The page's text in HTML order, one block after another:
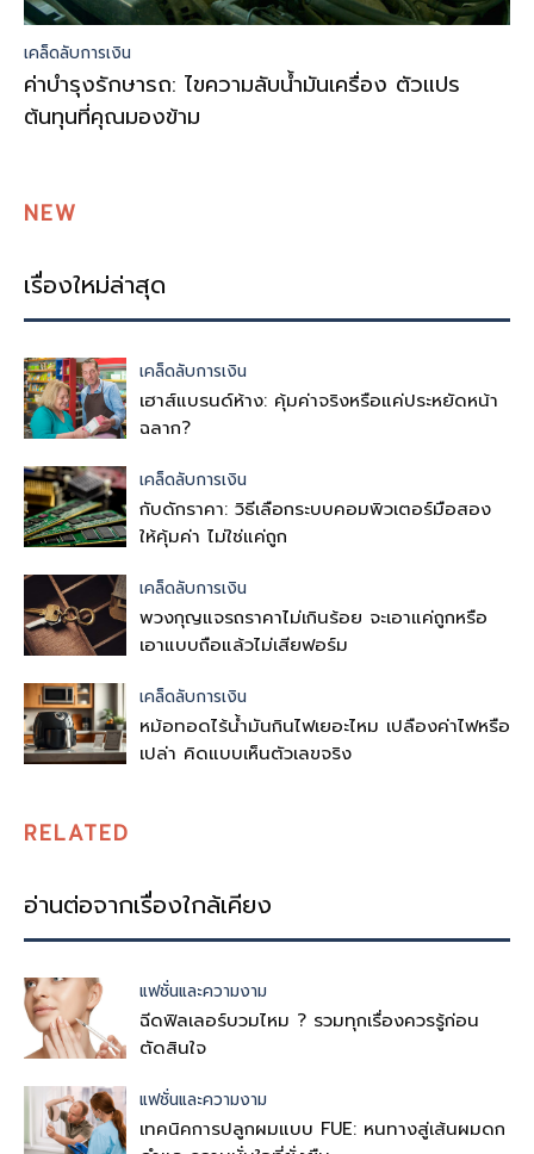
เคล็ดลับการเงิน
ค่าบำรุงรักษารถ: ไขความลับน้ำมันเครื่อง ตัวแปร
ต้นทุนที่คุณมองข้าม
NEW
เรื่องใหม่ล่าสุด
เคล็ดลับการเงิน
เฮาส์แบรนด์ห้าง: คุ้มค่าจริงหรือแค่ประหยัดหน้า
ฉลาก?
เคล็ดลับการเงิน
กับดักราคา: วิธีเลือกระบบคอมพิวเตอร์มือสอง
ให้คุ้มค่า ไม่ใช่แค่ถูก
เคล็ดลับการเงิน
พวงกุญแจรถราคาไม่เกินร้อย จะเอาแค่ถูกหรือ
เอาแบบถือแล้วไม่เสียฟอร์ม
เคล็ดลับการเงิน
หม้อทอดไร้น้ำมันกินไฟเยอะไหม เปลืองค่าไฟหรือ
เปล่า คิดแบบเห็นตัวเลขจริง
RELATED
อ่านต่อจากเรื่องใกล้เคียง
แฟชั่นและความงาม
ฉีดฟิลเลอร์บวมไหม ? รวมทุกเรื่องควรรู้ก่อน
ตัดสินใจ
แฟชั่นและความงาม
เทคนิคการปลูกผมแบบ FUE: หนทางสู่เส้นผมดก